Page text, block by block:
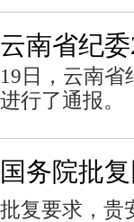
云南省纪
19日，云南省
进行了通报。
国务院批
批复要求，贵